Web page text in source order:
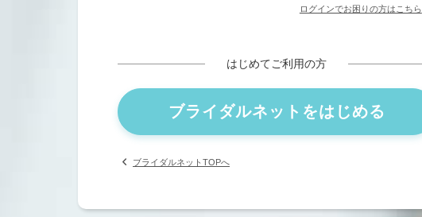
ログインでお困りの方はこちら
はじめてご利用の方
ブライダルネットをはじめる
ブライダルネットTOPへ